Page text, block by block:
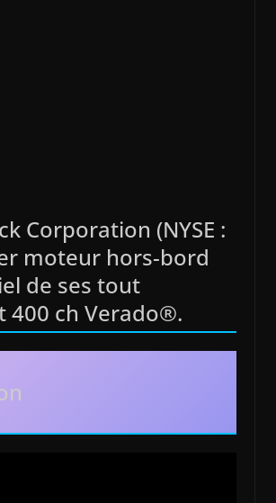
Corporation (NYSE :
moteur hors-bord
de ses tout
400 ch Verado®.